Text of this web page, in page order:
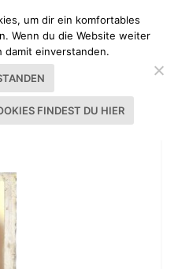
um dir ein komfortables
Wenn du die Website weiter
damit einverstanden.
FINDEST DU HIER